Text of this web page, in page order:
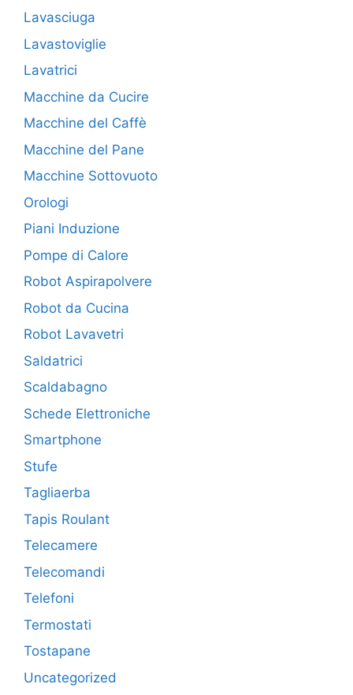
Lavasciuga
Lavastoviglie
Lavatrici
Macchine da Cucire
Macchine del Caffè
Macchine del Pane
Macchine Sottovuoto
Orologi
Piani Induzione
Pompe di Calore
Robot Aspirapolvere
Robot da Cucina
Robot Lavavetri
Saldatrici
Scaldabagno
Schede Elettroniche
Smartphone
Stufe
Tagliaerba
Tapis Roulant
Telecamere
Telecomandi
Telefoni
Termostati
Tostapane
Uncategorized